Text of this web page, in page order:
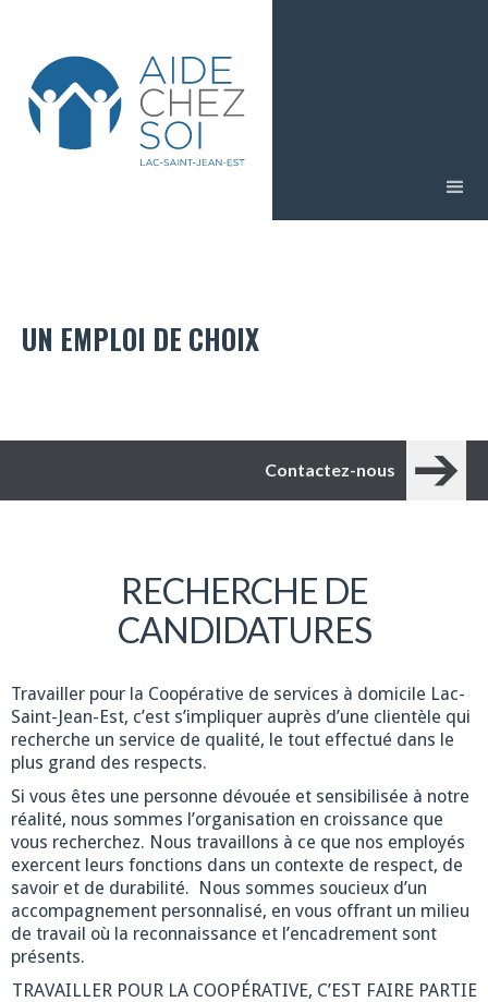
UN EMPLOI DE CHOIX
Contactez-nous
RECHERCHE DE
CANDIDATURES
Travailler pour la Coopérative de services à domicile Lac-
Saint-Jean-Est, c’est s’impliquer auprès d’une clientèle qui
recherche un service de qualité, le tout effectué dans le
plus grand des respects.
Si vous êtes une personne dévouée et sensibilisée à notre
réalité, nous sommes l’organisation en croissance que
vous recherchez. Nous travaillons à ce que nos employés
exercent leurs fonctions dans un contexte de respect, de
savoir et de durabilité. Nous sommes soucieux d’un
accompagnement personnalisé, en vous offrant un milieu
de travail où la reconnaissance et l’encadrement sont
présents.
TRAVAILLER POUR LA COOPÉRATIVE, C’EST FAIRE PARTIE